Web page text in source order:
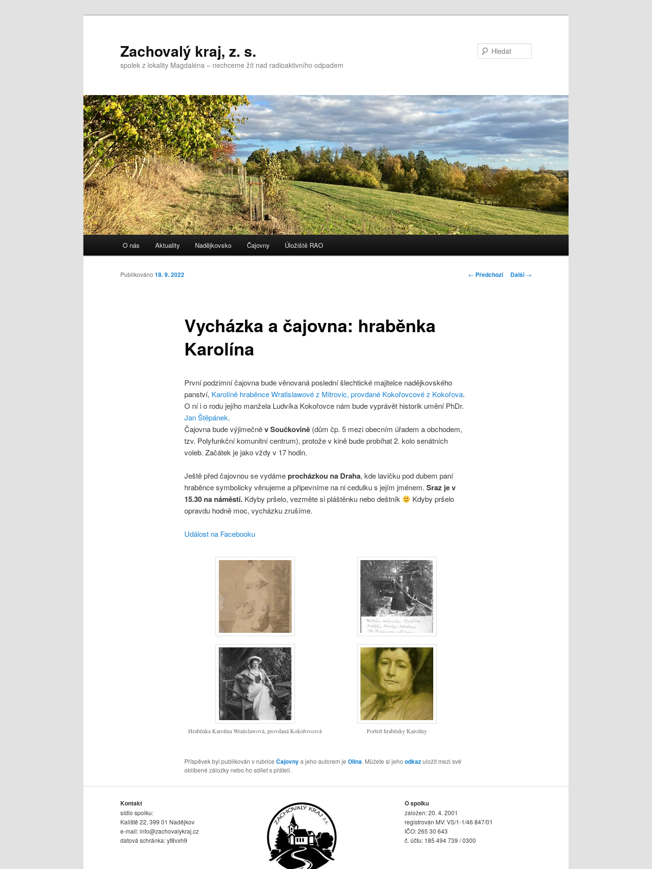
Zachovalý kraj, z. s.
spolek z lokality Magdaléna – nechceme žít nad radioaktivního odpadem
O nás Aktuality Nadějkovsko Čajovny Úložiště RAO
Navigace
← Předchozí Další→
Vycházka a čajovna: hraběnka
Karolína
Publikováno 18. 9. 2022
První podzimní čajovna bude věnovaná poslední šlechtické majitelce nadějkovského
panství, Karolíně hraběnce Wratislawové z Mitrovic, provdané Kokořovcové z Kokořova.
O ní i o rodu jejího manžela Ludvíka Kokořovce nám bude vyprávět historik umění PhDr.
Jan Štěpánek.
Čajovna bude výjimečněv Součkovině(dům čp. 5 mezi obecním úřadem a obchodem,
tzv. Polyfunkční komunitní centrum), protože v kině bude probíhat 2. kolo senátních
voleb. Začátek je jako vždy v 17 hodin.
Ještě před čajovnou se vydámeprocházkou na Draha, kde lavičku pod dubem paní
hraběnce symbolicky věnujeme a připevníme na ni cedulku s jejím jménem. Sraz je v
15.30 na náměstí.Kdyby pršelo, vezměte si pláštěnku nebo deštník
Kdyby pršelo
opravdu hodně moc, vycházku zrušíme.
Událost na Facebooku
Hraběnka Karolína Wratislawová, provdaná Kokořovcová Portrét hraběnky Karolíny
Příspěvek byl publikován v rubrice Čajovnya jeho autorem je Olina. Můžete si jeho odkazuložit mezi své
oblíbené záložky nebo ho sdílet s přáteli.
Kontakt
sídlo spolku:
Kaliště 22, 399 01 Nadějkov
e-mail:info@zachovalykraj.cz
datová schránka: yt8vxh9
O spolku
založen: 20. 4. 2001
registrován MV: VS/1-1/46 847/01
IČO: 265 30 643
č. účtu: 185 494 739 / 0300